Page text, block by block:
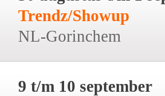
Trendz/Showup
NL-Gorinchem
9 t/m 10 september